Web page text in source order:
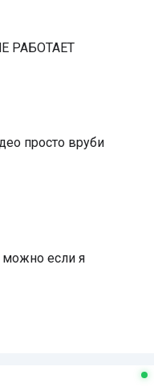
РАБОТАЕТ
просто вруби
можно если я